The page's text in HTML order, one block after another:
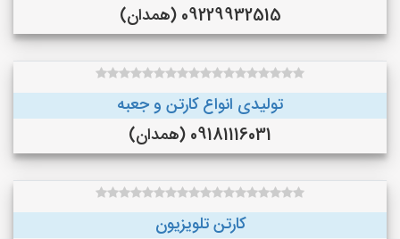
09229932515 (همدان)
تولیدی انواع کارتن و جعبه
09181116031 (همدان)
کارتن تلویزیون